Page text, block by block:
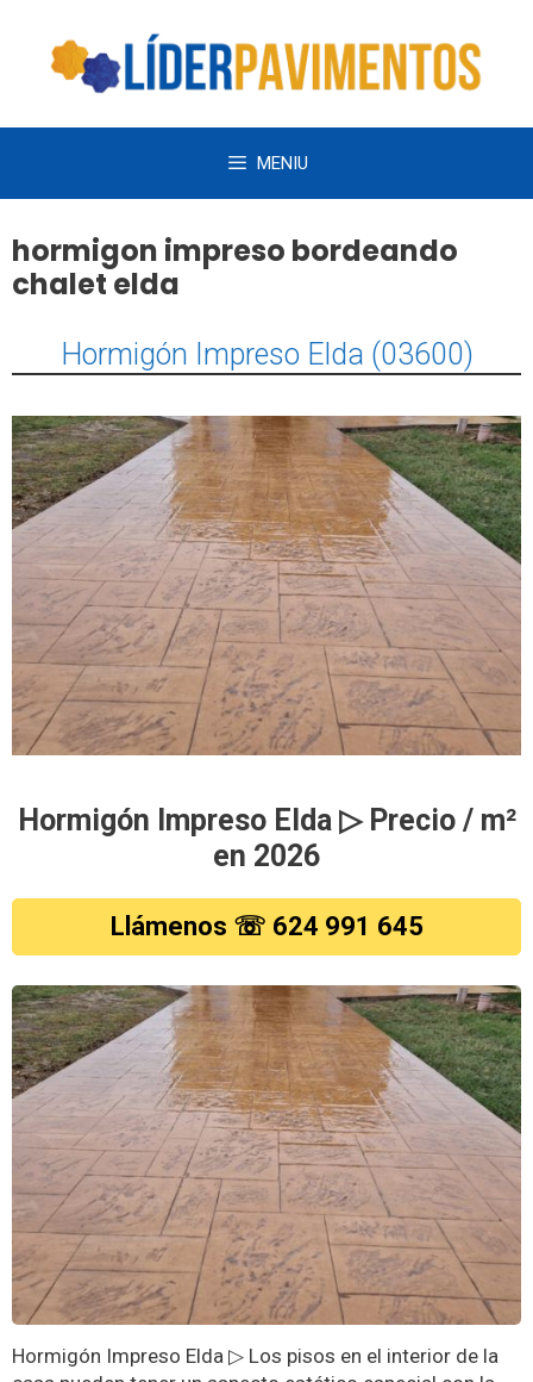
contenido
MENIU
hormigon impreso bordeando
chalet elda
Hormigón Impreso Elda (03600)
Hormigón Impreso Elda ▷ Precio / m²
en 2026
Llámenos ☏ 624 991 645
Hormigón Impreso Elda ▷ Los pisos en el interior de la